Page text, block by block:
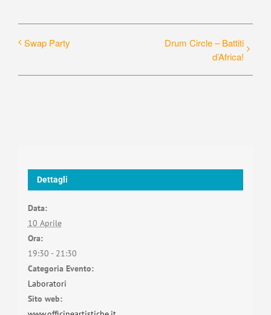
Swap Party
Drum Circle – Battiti
d’Africa!
Dettagli
Data:
10 Aprile
Ora:
19:30 - 21:30
Categoria Evento:
Laboratori
Sito web: